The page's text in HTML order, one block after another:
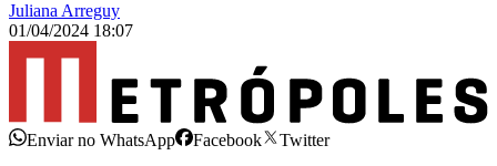
Juliana Arreguy
01/04/2024 18:07
Enviar no WhatsApp Facebook
Twitter